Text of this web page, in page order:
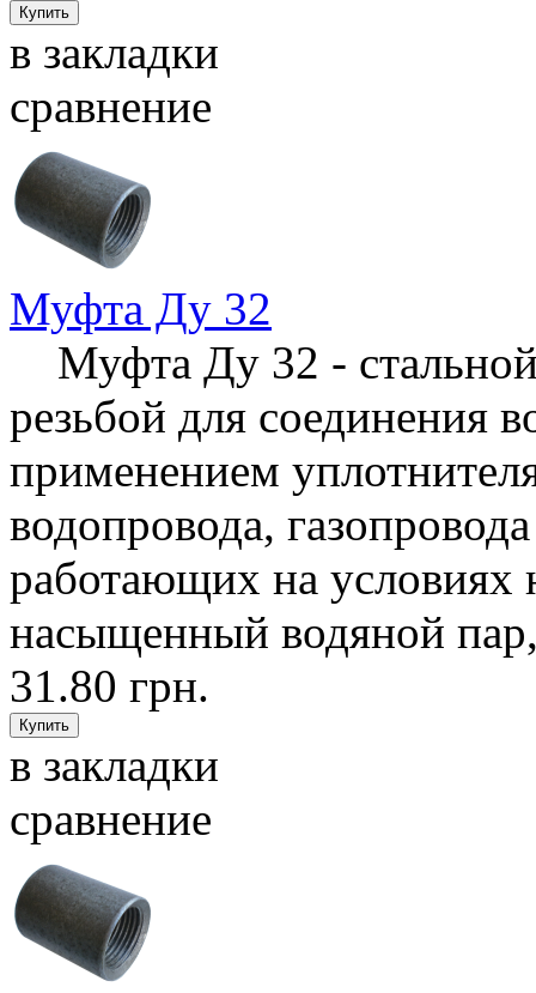
в закладки
сравнение
Муфта Ду 32
Муфта Ду 32 -
резьбой для соединения
применением
водопровода,
работающих на условиях
насыщенный водяной
31.80 грн.
в закладки
сравнение